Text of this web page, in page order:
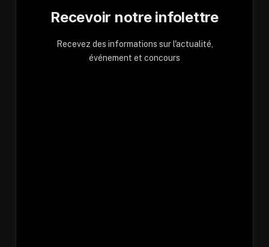
Recevoir notre infolettre
Recevez des informations sur l'actualité,
événement et concours